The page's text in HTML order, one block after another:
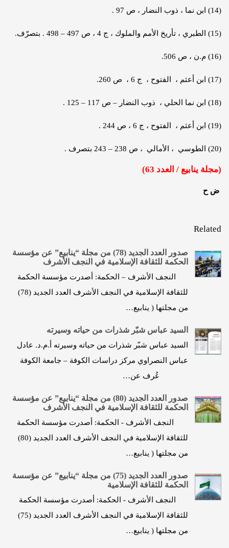
(14) ابن نما ، ذوب النضار ، ص 97 .
(15) الطبري ، تأريخ الأمم والملوك ، ج 4 ، ص 497 – 498 . بتصرّف.
(16) م.ن ، ص 506.
(17) ابن أعثم ، الفتوح ، ج 6 ، ص 260.
(18) ابن نما الحلي ، ذوب النضار – ص 117 – 125 .
(19) ابن أعثم ، الفتوح ، ج 6 ، ص 244 .
(20) الطوسي ، الأمالي ، ص 238 – 243 بتصرف .
(مجلة ينابيع / العدد 63)
ض ح
Related
صدور العدد الجديد (78) من مجلة “ينابيع” عن مؤسسة
الحكمة للثقافة الإسلامية في النجف الأشرف
النجف الأشرف – الحكمة: أصدرت مؤسسة الحكمة
للثقافة الإسلامية في النجف الأشرف العدد الجديد (78)
من مجلتها ( ينابيع…
السيد عباس شبّر شذرات من حياته وسيرته
السيد عباس شبّر شذرات من حياته وسيرته أ.م.د. عادل
عباس النصراوي مركز دراسات الكوفة – جامعة الكوفة
عُرف عن…
صدور العدد الجديد (80) من مجلة “ينابيع” عن مؤسسة
الحكمة للثقافة الإسلامية في النجف الأشرف
النجف الأشرف - الحكمة: أصدرت مؤسسة الحكمة
للثقافة الإسلامية في النجف الأشرف العدد الجديد (80)
من مجلتها ( ينابيع…
صدور العدد الجديد (75) من مجلة “ينابيع” عن مؤسسة
الحكمة للثقافة الإسلامية
النجف الأشرف - الحكمة: أصدرت مؤسسة الحكمة
للثقافة الإسلامية في النجف الأشرف العدد الجديد (75)
من مجلتها ( ينابيع…